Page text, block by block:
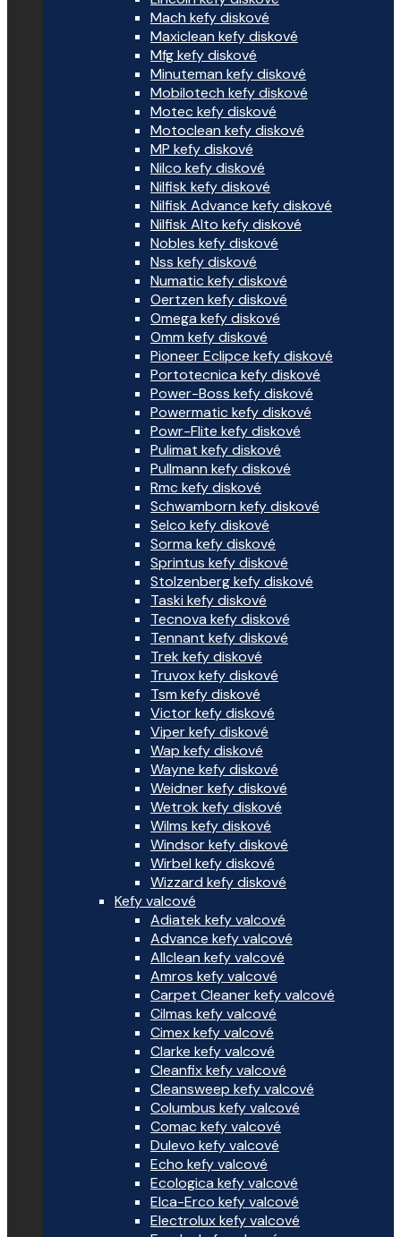
Mach kefy diskové
Maxiclean kefy diskové
Mfg kefy diskové
Minuteman kefy diskové
Mobilotech kefy diskové
Motec kefy diskové
Motoclean kefy diskové
MP kefy diskové
Nilco kefy diskové
Nilfisk kefy diskové
Nilfisk Advance kefy diskové
Nilfisk Alto kefy diskové
Nobles kefy diskové
Nss kefy diskové
Numatic kefy diskové
Oertzen kefy diskové
Omega kefy diskové
Omm kefy diskové
Pioneer Eclipce kefy diskové
Portotecnica kefy diskové
Power-Boss kefy diskové
Powermatic kefy diskové
Powr-Flite kefy diskové
Pulimat kefy diskové
Pullmann kefy diskové
Rmc kefy diskové
Schwamborn kefy diskové
Selco kefy diskové
Sorma kefy diskové
Sprintus kefy diskové
Stolzenberg kefy diskové
Taski kefy diskové
Tecnova kefy diskové
Tennant kefy diskové
Trek kefy diskové
Truvox kefy diskové
Tsm kefy diskové
Victor kefy diskové
Viper kefy diskové
Wap kefy diskové
Wayne kefy diskové
Weidner kefy diskové
Wetrok kefy diskové
Wilms kefy diskové
Windsor kefy diskové
Wirbel kefy diskové
Wizzard kefy diskové
Kefy valcové
Adiatek kefy valcové
Advance kefy valcové
Allclean kefy valcové
Amros kefy valcové
Carpet Cleaner kefy valcové
Cilmas kefy valcové
Cimex kefy valcové
Clarke kefy valcové
Cleanfix kefy valcové
Cleansweep kefy valcové
Columbus kefy valcové
Comac kefy valcové
Dulevo kefy valcové
Echo kefy valcové
Ecologica kefy valcové
Elca-Erco kefy valcové
Electrolux kefy valcové